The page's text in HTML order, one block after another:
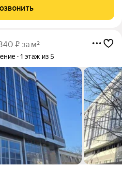
поликлиника, медицинский
₽ за м²
1 этаж из 5